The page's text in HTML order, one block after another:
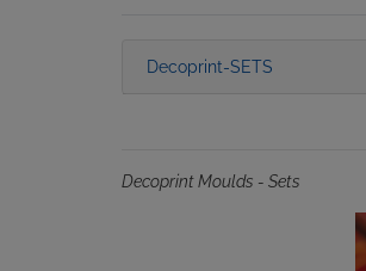
Decoprint-SETS
Decoprint Moulds - Sets